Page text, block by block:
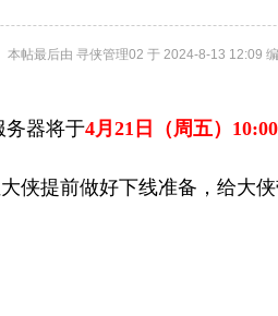
本帖最后由 寻侠管理02 于 2024-8-13 12:09
器将于4月21日（周五）
提前做好下线准备，给大